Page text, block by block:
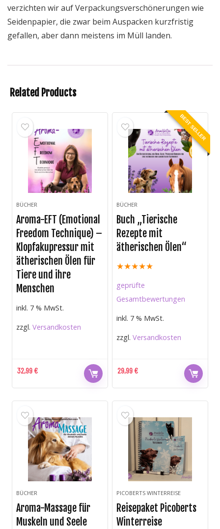
verzichten wir auf Verpackungsverschönerungen wie
Seidenpapier, die zwar beim Auspacken kurzfristig
gefallen, aber dann meistens im Müll landen.
Related Products
BÜCHER
Aroma-EFT (Emotional
Freedom Technique) –
Klopfakupressur mit
ätherischen Ölen für
Tiere und ihre
Menschen
32,99€
inkl. 7 % MwSt.
zzgl.Versandkosten
BEST SELLER
BÜCHER
Buch „Tierische
Rezepte mit
ätherischen Ölen“
★★★★★
geprüfte
Gesamtbewertungen
29,99€
inkl. 7 % MwSt.
zzgl.Versandkosten
BÜCHER
Aroma-Massage für
Muskeln und Seele
PICOBERTS WINTERREISE
Reisepaket Picoberts
Winterreise